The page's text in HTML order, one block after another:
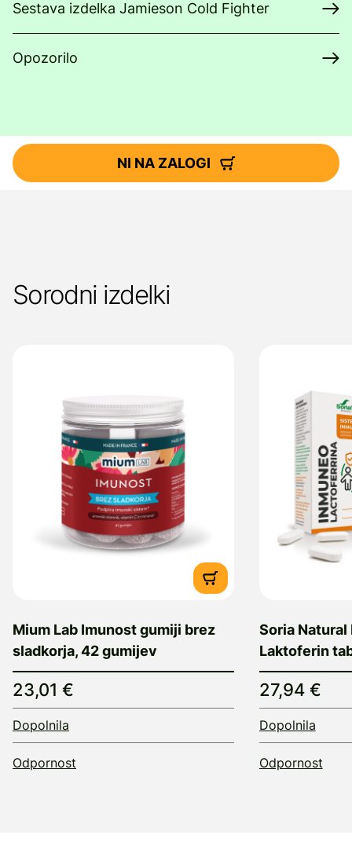
Sestava izdelka Jamieson Cold Fighter
Opozorilo
NI NA ZALOGI
Sorodni izdelki
Mium Lab Imunost gumiji brez
sladkorja, 42 gumijev
23,01 €
Dopolnila
Odpornost
Soria Natural
Laktoferin
27,94 €
Dopolnila
Odpornost